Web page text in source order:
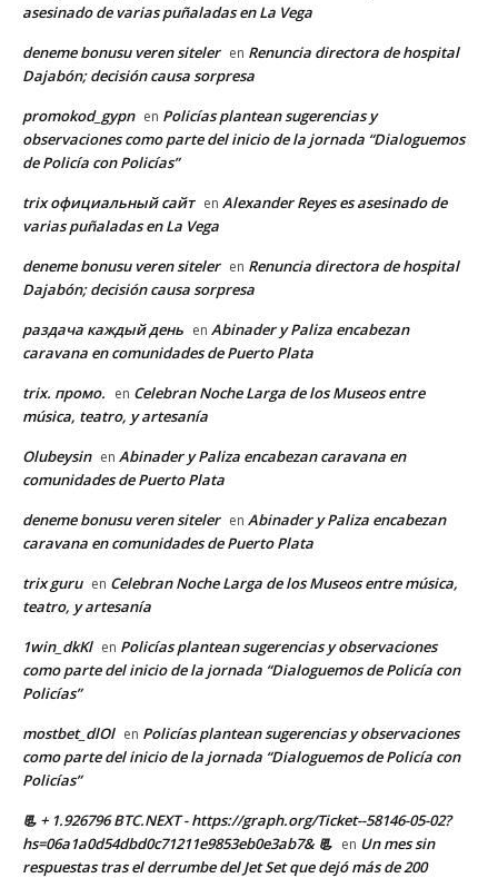
asesinado de varias puñaladas en La Vega
deneme bonusu veren siteler en Renuncia directora de hospital
Dajabón; decisión causa sorpresa
promokod_gypn en Policías plantean sugerencias y
observaciones como parte del inicio de la jornada “Dialoguemos
de Policía con Policías”
trix официальный сайт en Alexander Reyes es asesinado de
varias puñaladas en La Vega
deneme bonusu veren siteler en Renuncia directora de hospital
Dajabón; decisión causa sorpresa
раздача каждый день en Abinader y Paliza encabezan
caravana en comunidades de Puerto Plata
trix. промо. en Celebran Noche Larga de los Museos entre
música, teatro, y artesanía
Olubeysin en Abinader y Paliza encabezan caravana en
comunidades de Puerto Plata
deneme bonusu veren siteler en Abinader y Paliza encabezan
caravana en comunidades de Puerto Plata
trix guru en Celebran Noche Larga de los Museos entre música,
teatro, y artesanía
1win_dkKl en Policías plantean sugerencias y observaciones
como parte del inicio de la jornada “Dialoguemos de Policía con
Policías”
mostbet_dlOl en Policías plantean sugerencias y observaciones
como parte del inicio de la jornada “Dialoguemos de Policía con
Policías”
📃 + 1.926796 BTC.NEXT - https://graph.org/Ticket--58146-05-02?
hs=06a1a0d54dbd0c71211e9853eb0e3ab7& 📃 en Un mes sin
respuestas tras el derrumbe del Jet Set que dejó más de 200